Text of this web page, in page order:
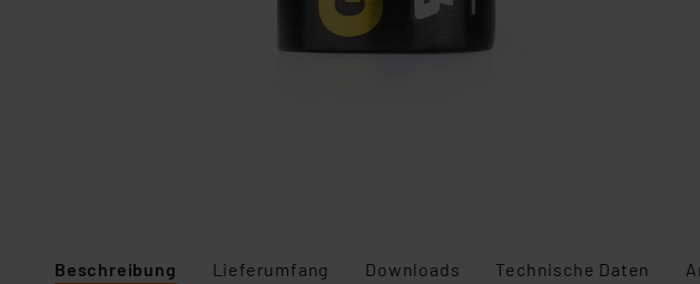
Beschreibung Lieferumfang Downloads Technische Daten